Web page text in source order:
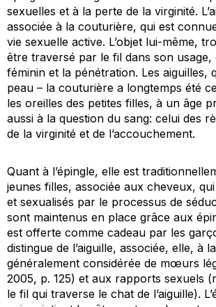
sexuelles et à la perte de la virginité.
associée à la couturière, qui est
vie sexuelle active. L’objet lui-même,
être traversé par le fil dans son usage,
féminin et la pénétration. Les aiguilles,
peau – la couturière a longtemps été
les oreilles des petites filles, à un âge
aussi à la question du sang: celui des
de la virginité et de l’accouchement.
Quant à l’épingle, elle est
jeunes filles, associée aux cheveux,
et sexualisés par le processus de
sont maintenus en place grâce aux
est offerte comme cadeau par les
distingue de l’aiguille, associée, elle, à
généralement considérée de mœurs
2005, p. 125) et aux rapports sexuels
le fil qui traverse le chat de l’aiguille).